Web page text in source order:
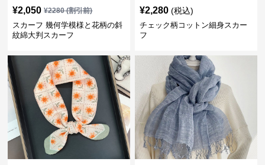
¥2,050 ¥2280(割引前)
スカーフ 幾何学模様と花柄の斜
紋綿大判スカーフ
¥2,280 (税込)
チェック柄コットン細身スカー
フ